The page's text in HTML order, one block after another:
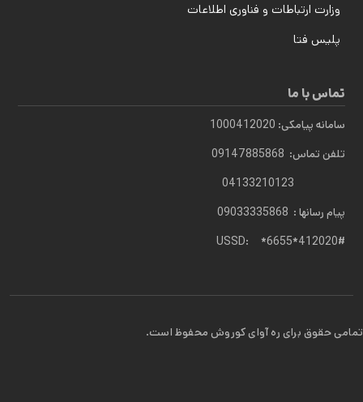
وزارت ارتباطات و فناوری اطلاعات
پلیس فتا
تماس با ما
سامانه پیامکی: 1000412020
تلفن تماس: 09147885868
پیام رسانها : 09033335868
USSD: *6655*412020#
تمامی حقوق برای ره آوای کوروش محفوظ است.